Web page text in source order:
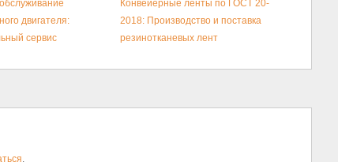
двигателя:
сервис
Конвейерные ленты по ГОСТ 20-
2018: Производство и поставка
резинотканевых лент